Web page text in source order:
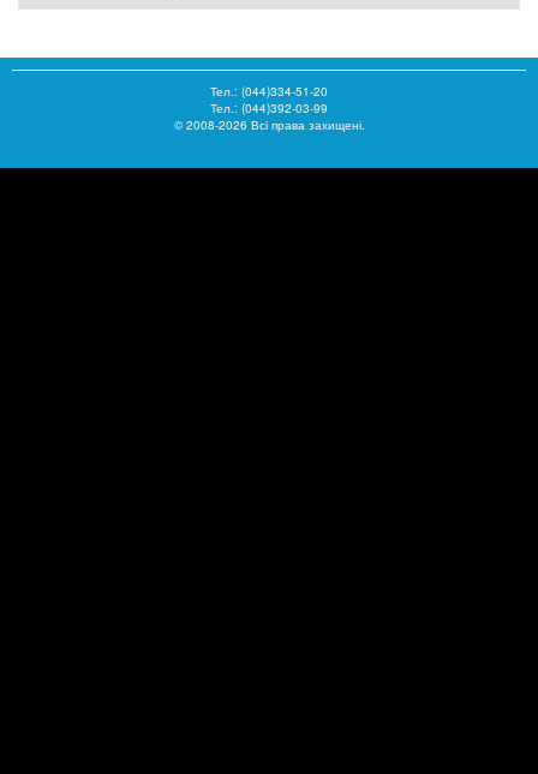
Тел.: (044)334-51-20
Тел.: (044)392-03-99
© 2008-2026 Всі права захищені.